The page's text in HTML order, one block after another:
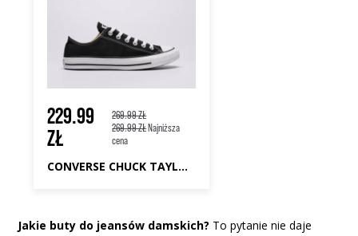
229.99
ZŁ
269.99 ZŁ
269.99 ZŁNajniższa
cena
CONVERSE CHUCK TAYLOR ALL STAR OX
Jakie buty do jeansów damskich? To pytanie nie daje